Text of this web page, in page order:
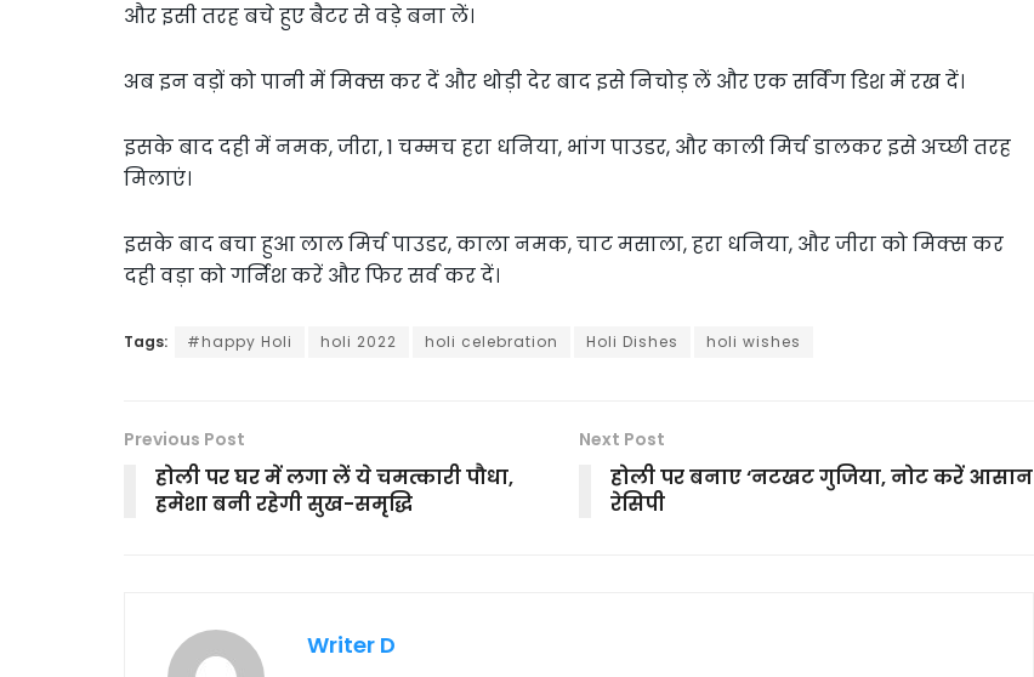
और इसी तरह बचे हुए बैटर से वड़े बना लें।
अब इन वड़ों को पानी में मिक्स कर दें और थोड़ी देर बाद इसे निचोड़ लें और एक सर्विंग डिश में रख दें।
इसके बाद दही में नमक, जीरा, 1 चम्मच हरा धनिया, भांग पाउडर, और काली मिर्च डालकर इसे अच्छी तरह
मिलाएं।
इसके बाद बचा हुआ लाल मिर्च पाउडर, काला नमक, चाट मसाला, हरा धनिया, और जीरा को मिक्स कर
दही वड़ा को गर्निश करें और फिर सर्व कर दें।
Tags: #happy Holi holi 2022 holi celebration Holi Dishes holi wishes
Previous Post
होली पर घर में लगा लें ये चमत्कारी पौधा,
हमेशा बनी रहेगी सुख-समृद्धि
Next Post
होली पर बनाए ‘नटखट गुजिया, नोट करें आसान
रेसिपी
Writer D